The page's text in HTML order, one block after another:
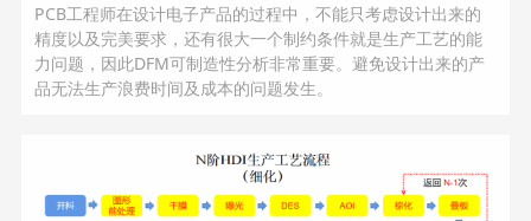
PCB工程师在设计电子产品的过程中，不能只考虑设计出来的
精度以及完美要求，还有很大一个制约条件就是生产工艺的能
力问题，因此DFM可制造性分析非常重要。避免设计出来的产
品无法生产浪费时间及成本的问题发生。